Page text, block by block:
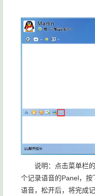
说明：点击菜单栏的
个记录语音的Panel，按
语音，松开后，将完成